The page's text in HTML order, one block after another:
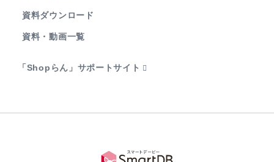
資料ダウンロード
資料・動画一覧
「Shopらん」サポートサイト